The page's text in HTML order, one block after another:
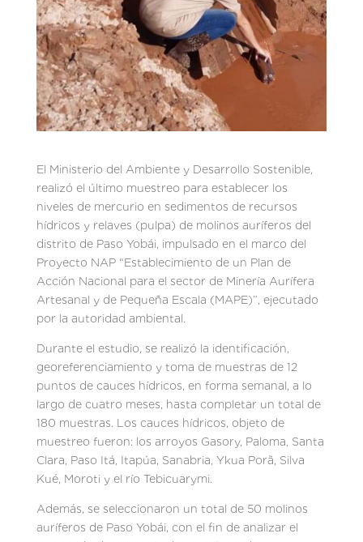
El Ministerio del Ambiente y Desarrollo Sostenible,
realizó el último muestreo para establecer los
niveles de mercurio en sedimentos de recursos
hídricos y relaves (pulpa) de molinos auríferos del
distrito de Paso Yobái, impulsado en el marco del
Proyecto NAP “Establecimiento de un Plan de
Acción Nacional para el sector de Minería Aurífera
Artesanal y de Pequeña Escala (MAPE)”, ejecutado
por la autoridad ambiental.
Durante el estudio, se realizó la identificación,
georeferenciamiento y toma de muestras de 12
puntos de cauces hídricos, en forma semanal, a lo
largo de cuatro meses, hasta completar un total de
180 muestras. Los cauces hídricos, objeto de
muestreo fueron: los arroyos Gasory, Paloma, Santa
Clara, Paso Itá, Itapúa, Sanabria, Ykua Porã, Silva
Kué, Moroti y el río Tebicuarymi.
Además, se seleccionaron un total de 50 molinos
auríferos de Paso Yobái, con el fin de analizar el